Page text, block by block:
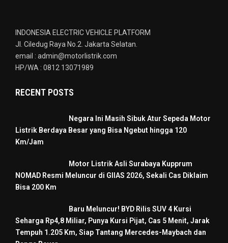
INDONESIA ELECTRIC VEHICLE PLATFORM
Jl. Ciledug Raya No.2. Jakarta Selatan.
email : admin@motorlistrik.com
HP/WA : 0812 13071989
RECENT POSTS
Negara Ini Masih Sibuk Atur Sepeda Motor
Listrik Berdaya Besar yang Bisa Ngebut hingga 120
Km/Jam
Motor Listrik Asli Surabaya Kupprum
NOMAD Resmi Meluncur di GIIAS 2026, Sekali Cas Diklaim
Bisa 200 Km
Baru Meluncur! BYD Rilis SUV 4 Kursi
Seharga Rp4,8 Miliar, Punya Kursi Pijat, Cas 5 Menit, Jarak
Tempuh 1.205 Km, Siap Tantang Mercedes-Maybach dan